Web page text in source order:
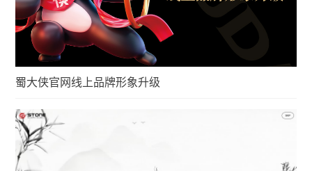
蜀大侠官网线上品牌形象升级